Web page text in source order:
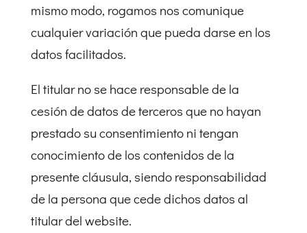
mismo modo, rogamos nos comunique
cualquier variación que pueda darse en los
datos facilitados.
El titular no se hace responsable de la
cesión de datos de terceros que no hayan
prestado su consentimiento ni tengan
conocimiento de los contenidos de la
presente cláusula, siendo responsabilidad
de la persona que cede dichos datos al
titular del website.